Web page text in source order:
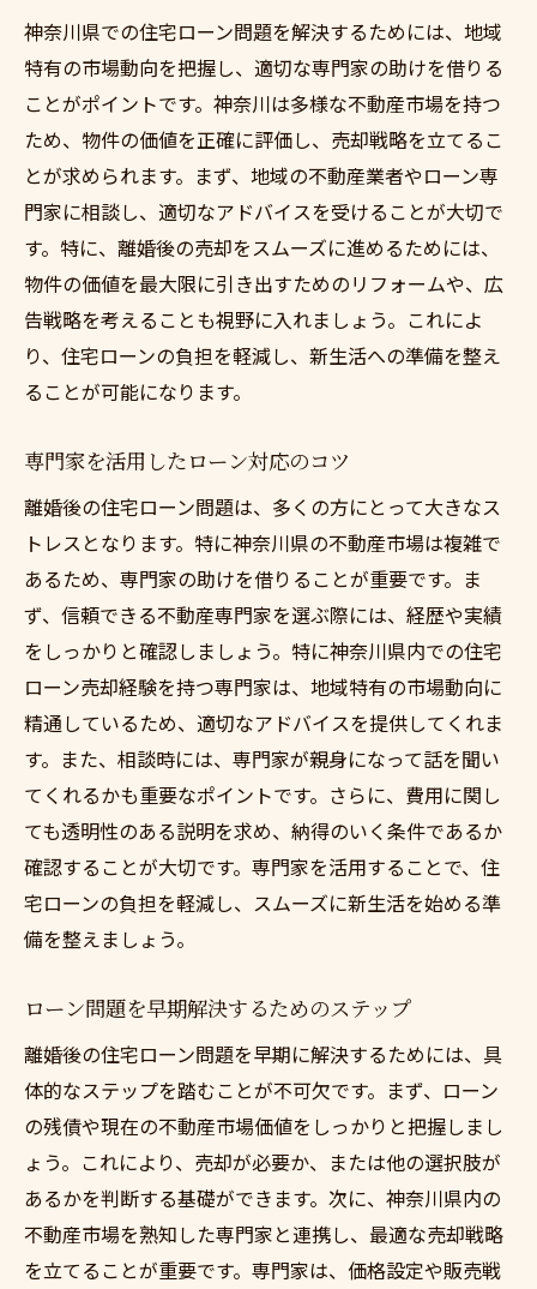
神奈川県での住宅ローン問題を解決するためには、地域
特有の市場動向を把握し、適切な専門家の助けを借りる
ことがポイントです。神奈川は多様な不動産市場を持つ
ため、物件の価値を正確に評価し、売却戦略を立てるこ
とが求められます。まず、地域の不動産業者やローン専
門家に相談し、適切なアドバイスを受けることが大切で
す。特に、離婚後の売却をスムーズに進めるためには、
物件の価値を最大限に引き出すためのリフォームや、広
告戦略を考えることも視野に入れましょう。これによ
り、住宅ローンの負担を軽減し、新生活への準備を整え
ることが可能になります。
専門家を活用したローン対応のコツ
離婚後の住宅ローン問題は、多くの方にとって大きなス
トレスとなります。特に神奈川県の不動産市場は複雑で
あるため、専門家の助けを借りることが重要です。ま
ず、信頼できる不動産専門家を選ぶ際には、経歴や実績
をしっかりと確認しましょう。特に神奈川県内での住宅
ローン売却経験を持つ専門家は、地域特有の市場動向に
精通しているため、適切なアドバイスを提供してくれま
す。また、相談時には、専門家が親身になって話を聞い
てくれるかも重要なポイントです。さらに、費用に関し
ても透明性のある説明を求め、納得のいく条件であるか
確認することが大切です。専門家を活用することで、住
宅ローンの負担を軽減し、スムーズに新生活を始める準
備を整えましょう。
ローン問題を早期解決するためのステップ
離婚後の住宅ローン問題を早期に解決するためには、具
体的なステップを踏むことが不可欠です。まず、ローン
の残債や現在の不動産市場価値をしっかりと把握しまし
ょう。これにより、売却が必要か、または他の選択肢が
あるかを判断する基礎ができます。次に、神奈川県内の
不動産市場を熟知した専門家と連携し、最適な売却戦略
を立てることが重要です。専門家は、価格設定や販売戦